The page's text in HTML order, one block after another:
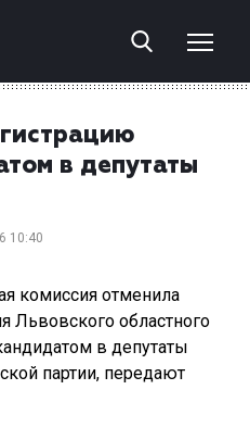
в депутаты
10:40
комиссия отменила
Львовского областного
в депутаты
партии, передают